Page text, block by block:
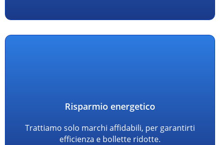
Risparmio energetico
Trattiamo solo marchi affidabili, per garantirti
efficienza e bollette ridotte.